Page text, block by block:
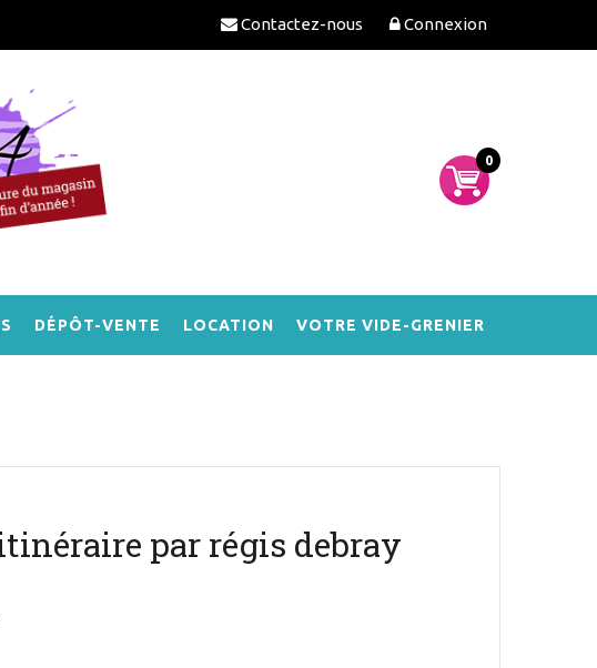
Connexion
Contactez-nous
0
DÉPÔT-VENTE LOCATION VOTRE VIDE-GRENIER
par régis debray